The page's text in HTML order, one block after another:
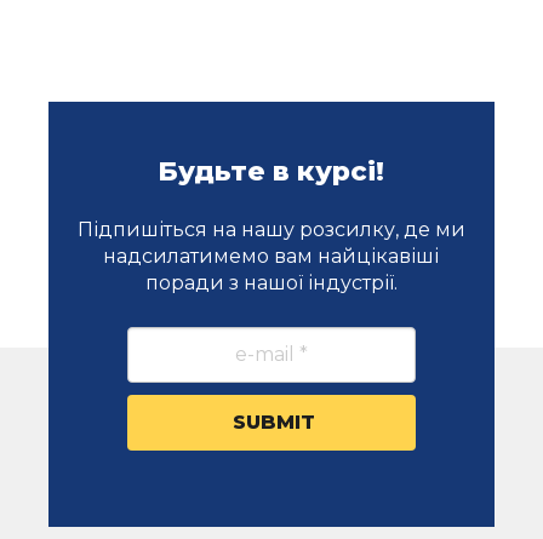
Будьте в курсі!
Підпишіться на нашу розсилку, де ми
надсилатимемо вам найцікавіші
поради з нашої індустрії.